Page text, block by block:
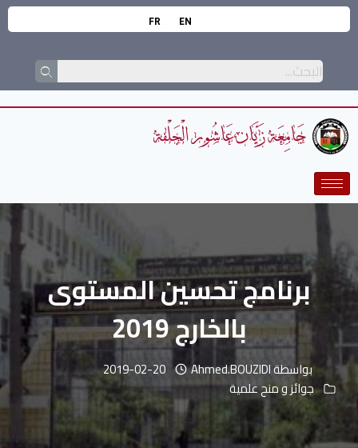
EN
FR
برنامج تحسين المستوى
بالخارج 2019
بواسطةAhmed.BOUZIDI
2019-02-20
جوائز و منح علمية